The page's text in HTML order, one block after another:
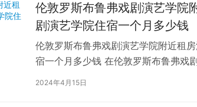
伦敦罗斯布鲁弗戏剧演艺学院
剧演艺学院住宿一个月多少钱
伦敦罗斯布鲁弗戏剧演艺学院附近租
宿一个月多少钱 在伦敦罗斯布鲁弗戏
学生活中的一项关键任务。为了帮助
2024年4月15日